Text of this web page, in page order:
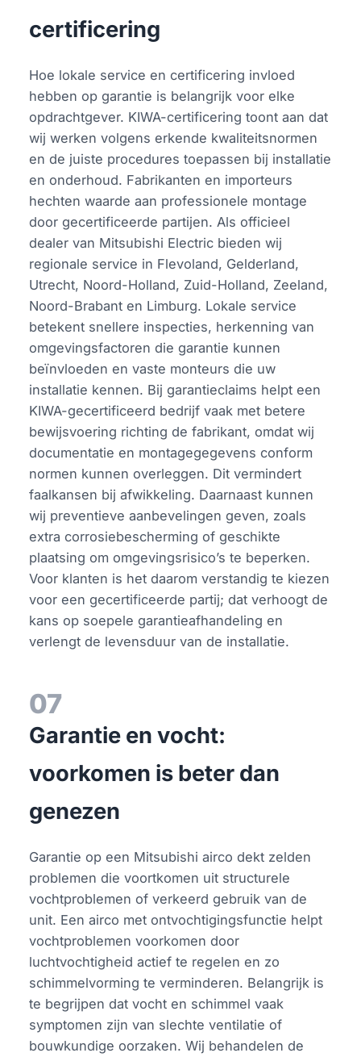
certificering
Hoe lokale service en certificering invloed
hebben op garantie is belangrijk voor elke
opdrachtgever. KIWA-certificering toont aan dat
wij werken volgens erkende kwaliteitsnormen
en de juiste procedures toepassen bij installatie
en onderhoud. Fabrikanten en importeurs
hechten waarde aan professionele montage
door gecertificeerde partijen. Als officieel
dealer van Mitsubishi Electric bieden wij
regionale service in Flevoland, Gelderland,
Utrecht, Noord-Holland, Zuid-Holland, Zeeland,
Noord-Brabant en Limburg. Lokale service
betekent snellere inspecties, herkenning van
omgevingsfactoren die garantie kunnen
beïnvloeden en vaste monteurs die uw
installatie kennen. Bij garantieclaims helpt een
KIWA-gecertificeerd bedrijf vaak met betere
bewijsvoering richting de fabrikant, omdat wij
documentatie en montagegegevens conform
normen kunnen overleggen. Dit vermindert
faalkansen bij afwikkeling. Daarnaast kunnen
wij preventieve aanbevelingen geven, zoals
extra corrosiebescherming of geschikte
plaatsing om omgevingsrisico’s te beperken.
Voor klanten is het daarom verstandig te kiezen
voor een gecertificeerde partij; dat verhoogt de
kans op soepele garantieafhandeling en
verlengt de levensduur van de installatie.
07
Garantie en vocht:
voorkomen is beter dan
genezen
Garantie op een Mitsubishi airco dekt zelden
problemen die voortkomen uit structurele
vochtproblemen of verkeerd gebruik van de
unit. Een airco met ontvochtigingsfunctie helpt
vochtproblemen voorkomen door
luchtvochtigheid actief te regelen en zo
schimmelvorming te verminderen. Belangrijk is
te begrijpen dat vocht en schimmel vaak
symptomen zijn van slechte ventilatie of
bouwkundige oorzaken. Wij behandelen de